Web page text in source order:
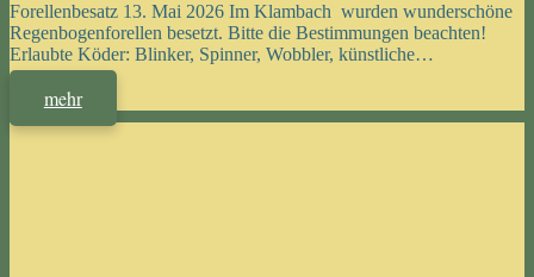
Forellenbesatz 13. Mai 2026 Im Klambach wurden wunderschöne
Regenbogenforellen besetzt. Bitte die Bestimmungen beachten!
Erlaubte Köder: Blinker, Spinner, Wobbler, künstliche…
mehr